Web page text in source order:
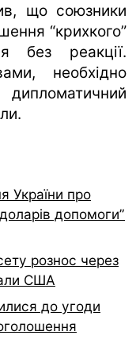
що союзники
“крихкого”
без реакції.
необхідно
України про
допомоги”
рознос через
США
до угоди